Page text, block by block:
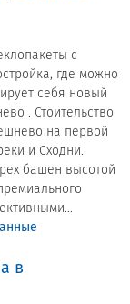
с
где можно
себя новый
. Стоительство
на первой
и Сходни.
башен высотой
в